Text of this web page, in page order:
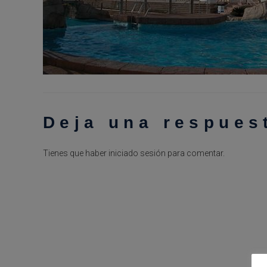
Deja una
Tienes que haber iniciado sesión para comentar.